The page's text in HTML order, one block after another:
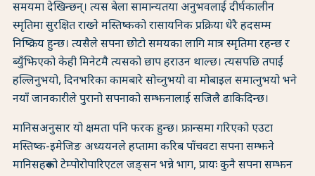
समयमा देखिन्छन्। त्यस बेला सामान्यतया अनुभवलाई दीर्घकालीन
स्मृतिमा सुरक्षित राख्ने मस्तिष्कको रासायनिक प्रक्रिया धेरै हदसम्म
निष्क्रिय हुन्छ। त्यसैले सपना छोटो समयका लागि मात्र स्मृतिमा रहन्छ र
ब्युँझिएको केही मिनेटमै त्यसको छाप हराउन थाल्छ। त्यसपछि तपाईं
हल्लिनुभयो, दिनभरिका कामबारे सोच्नुभयो वा मोबाइल समात्नुभयो भने
नयाँ जानकारीले पुरानो सपनाको सम्झनालाई सजिलै ढाकिदिन्छ।
मानिसअनुसार यो क्षमता पनि फरक हुन्छ। फ्रान्समा गरिएको एउटा
मस्तिष्क-इमेजिङ अध्ययनले हप्तामा करिब पाँचवटा सपना सम्झने
मानिसहरूको टेम्पोरोपारिएटल जङ्सन भन्ने भाग, प्रायः कुनै सपना सम्झन